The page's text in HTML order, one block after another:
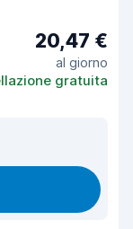
20,47 €
al giorno
gratuita